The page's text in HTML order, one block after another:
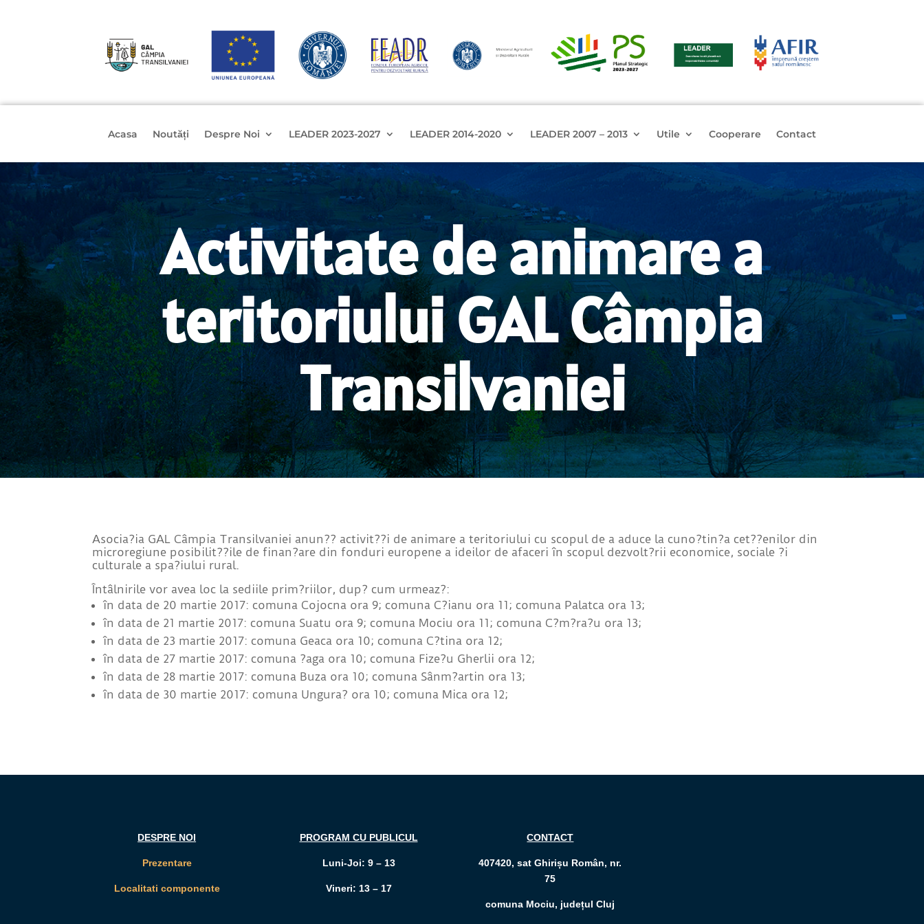
Acasa Noutăți Despre Noi LEADER 2023-2027 LEADER 2014-2020 LEADER 2007 – 2013 Utile Cooperare Contact
Activitate de animare a
teritoriului GAL Câmpia
Transilvaniei
Asocia?ia GAL Câmpia Transilvaniei anun?? activit??i de animare a teritoriului cu scopul de a aduce la cuno?tin?a cet??enilor din
microregiune posibilit??ile de finan?are din fonduri europene a ideilor de afaceri în scopul dezvolt?rii economice, sociale ?i
culturale a spa?iului rural.
Întâlnirile vor avea loc la sediile prim?riilor, dup? cum urmeaz?:
în data de 20 martie 2017: comuna Cojocna ora 9; comuna C?ianu ora 11; comuna Palatca ora 13;
în data de 21 martie 2017: comuna Suatu ora 9; comuna Mociu ora 11; comuna C?m?ra?u ora 13;
în data de 23 martie 2017: comuna Geaca ora 10; comuna C?tina ora 12;
în data de 27 martie 2017: comuna ?aga ora 10; comuna Fize?u Gherlii ora 12;
în data de 28 martie 2017: comuna Buza ora 10; comuna Sânm?artin ora 13;
în data de 30 martie 2017: comuna Ungura? ora 10; comuna Mica ora 12;
DESPRE NOI
Prezentare
Localitati componente
PROGRAM CU PUBLICUL
Luni-Joi: 9 – 13
Vineri: 13 – 17
CONTACT
407420, sat Ghirișu Român, nr.
75
comuna Mociu, județul Cluj